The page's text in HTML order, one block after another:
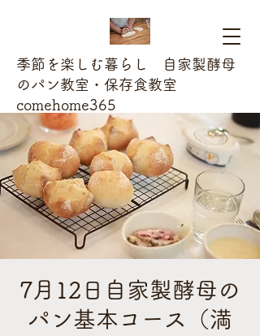
季節を楽しむ暮らし 自家製酵母
のパン教室・保存食教室
comehome365
7月12日自家製酵母の
パン基本コース（満